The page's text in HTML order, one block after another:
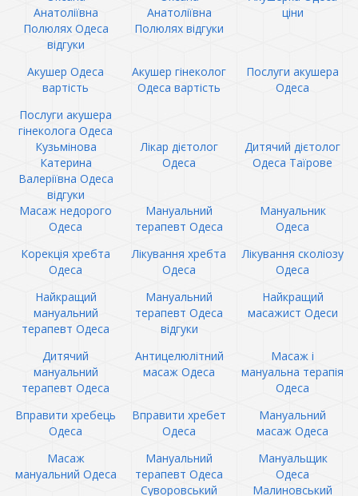
Анатоліївна
Полюлях Одеса
відгуки
Анатоліївна
Полюлях відгуки
ціни
Акушер Одеса
вартість
Акушер гінеколог
Одеса вартість
Послуги акушера
Одеса
Послуги акушера
гінеколога Одеса
Кузьмінова
Катерина
Валеріївна Одеса
відгуки
Лікар дієтолог
Одеса
Дитячий дієтолог
Одеса Таїрове
Масаж недорого
Одеса
Мануальний
терапевт Одеса
Мануальник
Одеса
Корекція хребта
Одеса
Лікування хребта
Одеса
Лікування сколіозу
Одеса
Найкращий
мануальний
терапевт Одеса
Мануальний
терапевт Одеса
відгуки
Найкращий
масажист Одеси
Дитячий
мануальний
терапевт Одеса
Антицелюлітний
масаж Одеса
Масаж і
мануальна терапія
Одеса
Вправити хребець
Одеса
Вправити хребет
Одеса
Мануальний
масаж Одеса
Масаж
мануальний Одеса
Мануальний
терапевт Одеса
Суворовський
Мануальщик
Одеса
Малиновський